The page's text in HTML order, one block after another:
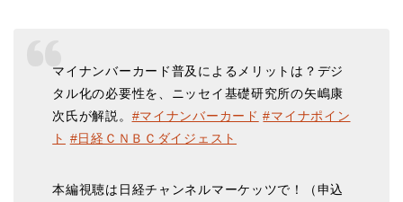
マイナンバーカード普及によるメリットは？デジ
タル化の必要性を、ニッセイ基礎研究所の矢嶋康
次氏が解説。 #マイナンバーカード #マイナポイン
ト #日経ＣＮＢＣダイジェスト
本編視聴は日経チャンネルマーケッツで！（申込